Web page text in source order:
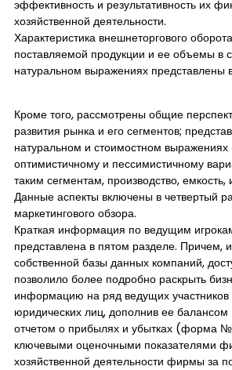
эффективность и результативность их
хозяйственной деятельности.
Характеристика внешнеторгового
поставляемой продукции и ее объемы в
натуральном выражениях представлены
Кроме того, рассмотрены общие
развития рынка и его сегментов;
натуральном и стоимостном выражениях
оптимистичному и пессимистичному
таким сегментам, производство, емкость,
Данные аспекты включены в четвертый
маркетингового обзора.
Краткая информация по ведущим
представлена в пятом разделе. Причем,
собственной базы данных компаний,
позволило более подробно раскрыть
информацию на ряд ведущих участников
юридических лиц, дополнив ее
отчетом о прибылях и убытках (форма
ключевыми оценочными показателями
хозяйственной деятельности фирмы за